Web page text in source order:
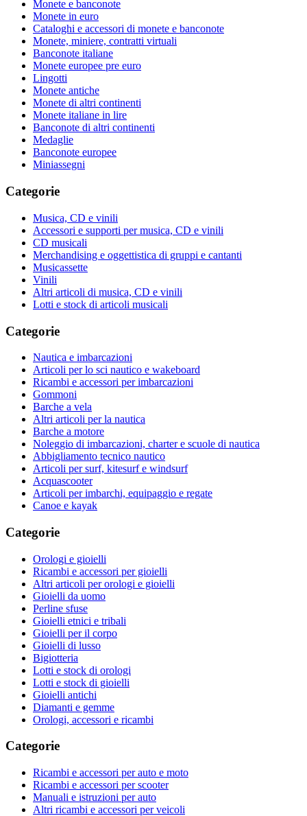
Monete e banconote
Monete in euro
Cataloghi e accessori di monete e banconote
Monete, miniere, contratti virtuali
Banconote italiane
Monete europee pre euro
Lingotti
Monete antiche
Monete di altri continenti
Monete italiane in lire
Banconote di altri continenti
Medaglie
Banconote europee
Miniassegni
Categorie
Musica, CD e vinili
Accessori e supporti per musica, CD e vinili
CD musicali
Merchandising e oggettistica di gruppi e cantanti
Musicassette
Vinili
Altri articoli di musica, CD e vinili
Lotti e stock di articoli musicali
Categorie
Nautica e imbarcazioni
Articoli per lo sci nautico e wakeboard
Ricambi e accessori per imbarcazioni
Gommoni
Barche a vela
Altri articoli per la nautica
Barche a motore
Noleggio di imbarcazioni, charter e scuole di nautica
Abbigliamento tecnico nautico
Articoli per surf, kitesurf e windsurf
Acquascooter
Articoli per imbarchi, equipaggio e regate
Canoe e kayak
Categorie
Orologi e gioielli
Ricambi e accessori per gioielli
Altri articoli per orologi e gioielli
Gioielli da uomo
Perline sfuse
Gioielli etnici e tribali
Gioielli per il corpo
Gioielli di lusso
Bigiotteria
Lotti e stock di orologi
Lotti e stock di gioielli
Gioielli antichi
Diamanti e gemme
Orologi, accessori e ricambi
Categorie
Ricambi e accessori per auto e moto
Ricambi e accessori per scooter
Manuali e istruzioni per auto
Altri ricambi e accessori per veicoli